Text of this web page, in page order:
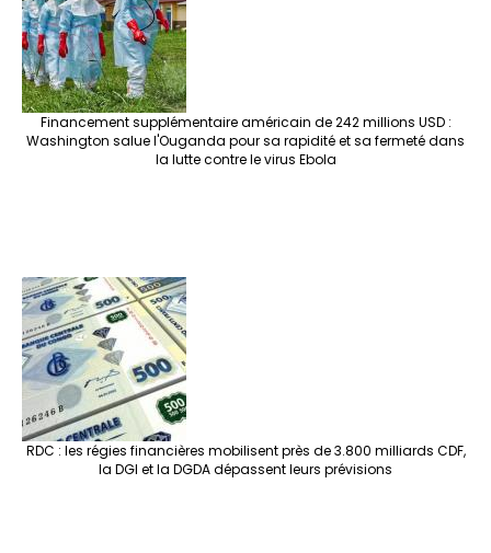
Financement supplémentaire américain de 242 millions USD :
Washington salue l'Ouganda pour sa rapidité et sa fermeté dans
la lutte contre le virus Ebola
RDC : les régies financières mobilisent près de 3.800 milliards CDF,
la DGI et la DGDA dépassent leurs prévisions